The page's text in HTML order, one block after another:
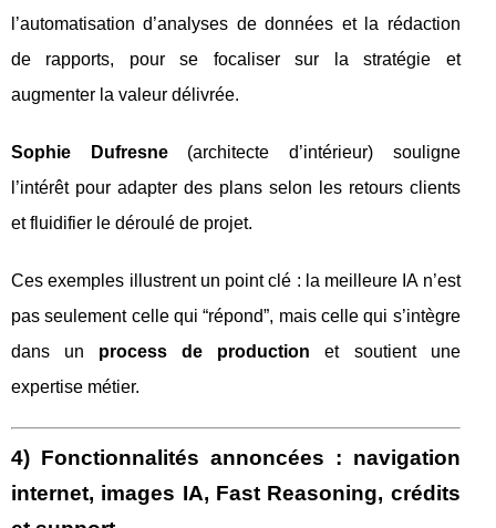
l’automatisation d’analyses de données et la rédaction
de rapports, pour se focaliser sur la stratégie et
augmenter la valeur délivrée.
Sophie Dufresne(architecte d’intérieur) souligne
l’intérêt pour adapter des plans selon les retours clients
et fluidifier le déroulé de projet.
Ces exemples illustrent un point clé : la meilleure IA n’est
pas seulement celle qui “répond”, mais celle qui s’intègre
dans un process de production et soutient une
expertise métier.
4) Fonctionnalités annoncées : navigation
internet, images IA, Fast Reasoning, crédits